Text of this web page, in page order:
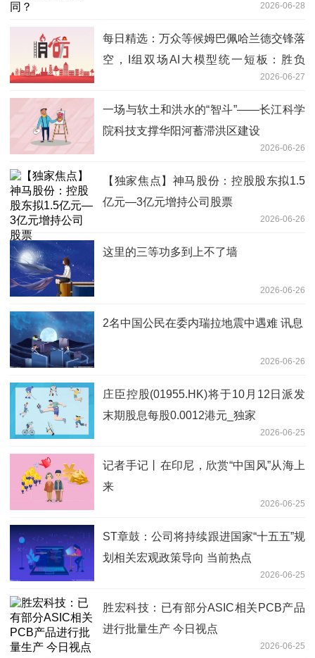
2026-06-28
每日精选：万众等候姆巴佩哈兰德交锋落
空，I组双场AI大模型统一短板：胜负
2026-06-27
一场与软土和洪水的“智斗”——长江科学
院科技支撑华阳河蓄滞洪区建设
2026-06-26
【独家焦点】神马股份：控股股东拟1.5
亿元—3亿元增持公司股票
2026-06-26
这里的三等功多到上不了墙
2026-06-26
2名中国公民在委内瑞拉地震中遇难 讯息
2026-06-26
庄臣控股(01955.HK)将于10月12日派发
末期股息每股0.0012港元_独家
2026-06-25
记者手记丨在印尼，欣赏“中国风”从海上
来
2026-06-25
ST章鼓：公司将持续跟进国家“十五五”规
划相关宏观政策导向 当前热点
2026-06-25
胜宏科技：已有部分ASIC相关PCB产品
进行批量生产 今日视点
2026-06-25